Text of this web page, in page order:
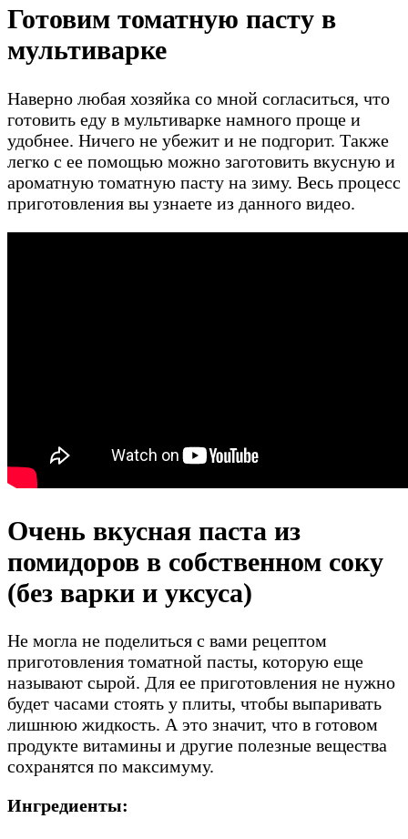
Готовим томатную пасту в
мультиварке
Наверно любая хозяйка со мной согласиться, что
готовить еду в мультиварке намного проще и
удобнее. Ничего не убежит и не подгорит. Также
легко с ее помощью можно заготовить вкусную и
ароматную томатную пасту на зиму. Весь процесс
приготовления вы узнаете из данного видео.
Очень вкусная паста из
помидоров в собственном соку
(без варки и уксуса)
Не могла не поделиться с вами рецептом
приготовления томатной пасты, которую еще
называют сырой. Для ее приготовления не нужно
будет часами стоять у плиты, чтобы выпаривать
лишнюю жидкость. А это значит, что в готовом
продукте витамины и другие полезные вещества
сохранятся по максимуму.
Ингредиенты: